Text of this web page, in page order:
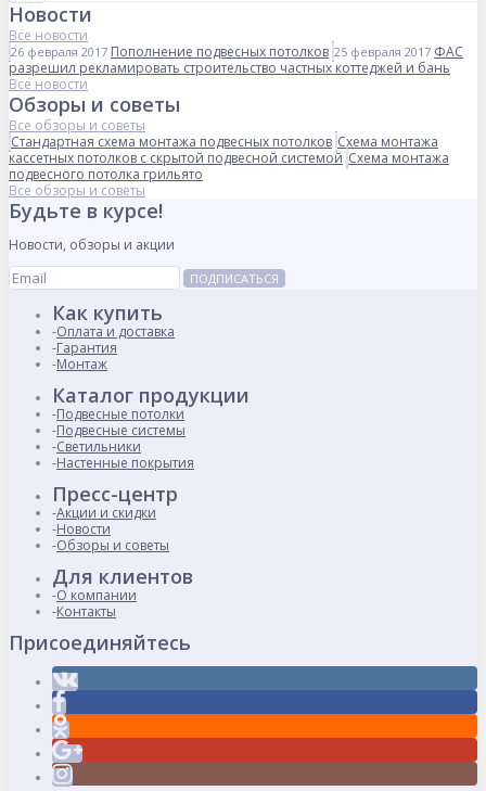
Новости
Все новости
26 февраля 2017 Пополнение подвесных потолков 25 февраля 2017 ФАС
разрешил рекламировать строительство частных коттеджей и бань
Все новости
Обзоры и советы
Все обзоры и советы
Стандартная схема монтажа подвесных потолков Схема монтажа
кассетных потолков с скрытой подвесной системой Схема монтажа
подвесного потолка грильято
Все обзоры и советы
Будьте в курсе!
Новости, обзоры и акции
ПОДПИСАТЬСЯ
Как купить
Оплата и доставка
Гарантия
Монтаж
Каталог продукции
Подвесные потолки
Подвесные системы
Светильники
Настенные покрытия
Пресс-центр
Акции и скидки
Новости
Обзоры и советы
Для клиентов
О компании
Контакты
Присоединяйтесь